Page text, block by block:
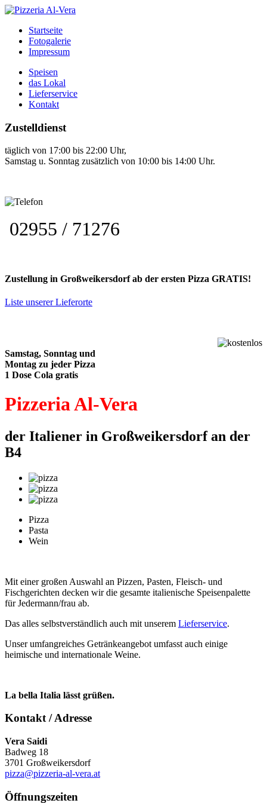
Startseite
Fotogalerie
Impressum
Speisen
das Lokal
Lieferservice
Kontakt
Zustelldienst
täglich von 17:00 bis 22:00 Uhr,
Samstag u. Sonntag zusätzlich von 10:00 bis 14:00 Uhr.
02955 / 71276
Zustellung in Großweikersdorf ab der ersten Pizza GRATIS!
Liste unserer Lieferorte
Samstag, Sonntag und
Montag zu jeder Pizza
1 Dose Cola gratis
Pizzeria Al-Vera
der Italiener in Großweikersdorf an der
B4
Pizza
Pasta
Wein
Mit einer großen Auswahl an Pizzen, Pasten, Fleisch- und
Fischgerichten decken wir die gesamte italienische Speisenpalette
für Jedermann/frau ab.
Das alles selbstverständlich auch mit unserem Lieferservice.
Unser umfangreiches Getränkeangebot umfasst auch einige
heimische und internationale Weine.
La bella Italia lässt grüßen.
Kontakt / Adresse
Vera Saidi
Badweg 18
3701 Großweikersdorf
pizza@pizzeria-al-vera.at
Öffnungszeiten